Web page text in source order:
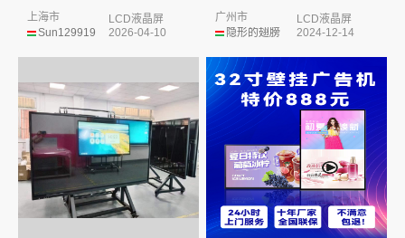
Sun129919
上海市
LCD液晶屏
2026-04-10
隐形的翅膀
广州市
LCD液晶屏
2024-12-14